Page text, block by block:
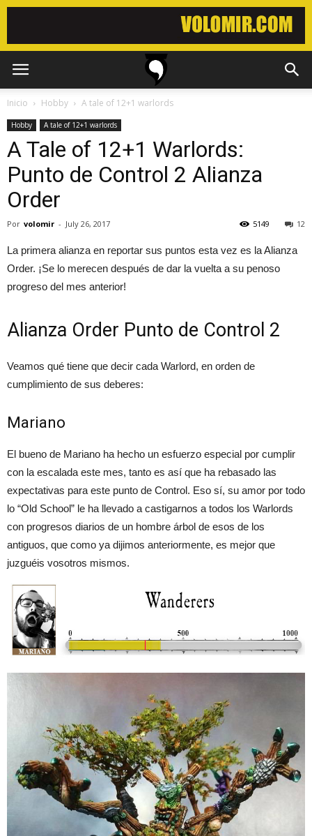
Inicio Hobby A tale of 12+1 warlords
Hobby A tale of 12+1 warlords
A Tale of 12+1 Warlords:
Punto de Control 2 Alianza
Order
Por volomir - July 26, 2017 12
5149
La primera alianza en reportar sus puntos esta vez es la Alianza
Order. ¡Se lo merecen después de dar la vuelta a su penoso
progreso del mes anterior!
Alianza Order Punto de Control 2
Veamos qué tiene que decir cada Warlord, en orden de
cumplimiento de sus deberes:
Mariano
El bueno de Mariano ha hecho un esfuerzo especial por cumplir
con la escalada este mes, tanto es así que ha rebasado las
expectativas para este punto de Control. Eso sí, su amor por todo
lo “Old School” le ha llevado a castigarnos a todos los Warlords
con progresos diarios de un hombre árbol de esos de los
antiguos, que como ya dijimos anteriormente, es mejor que
juzguéis vosotros mismos.